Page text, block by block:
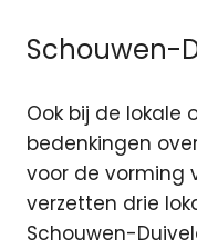
Schouwen-
Ook bij de lokale
bedenkingen
voor de vorming
verzetten drie
Schouwen-